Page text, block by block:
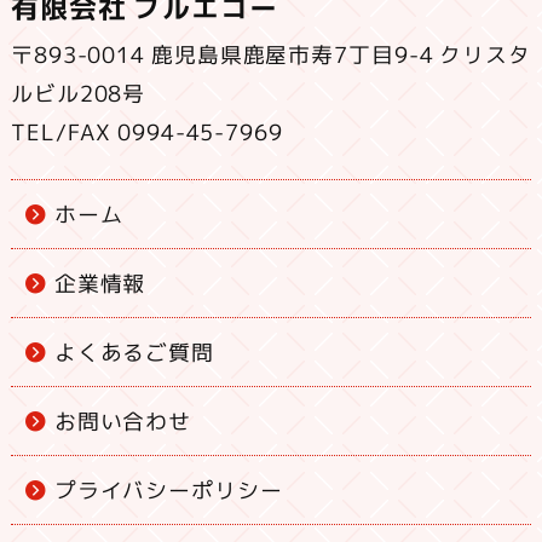
〒893-0014 鹿児島県鹿屋市寿7丁目9-4 クリスタ
ルビル208号
TEL/FAX 0994-45-7969
ホーム
企業情報
よくあるご質問
お問い合わせ
プライバシーポリシー